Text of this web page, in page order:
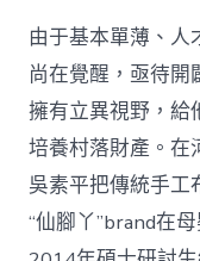
由于基本單薄、
尚在覺醒，亟待開
擁有立異視野，給
培養村落財產。在
吳素平把傳統手工
“仙腳丫”brand在